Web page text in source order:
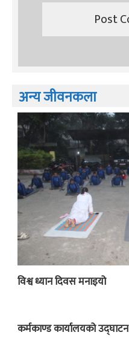
अन्य जीवनकला
विश्व ध्यान दिवस मनाइयो
कर्मकाण्ड कार्यालयको उद्घाटन